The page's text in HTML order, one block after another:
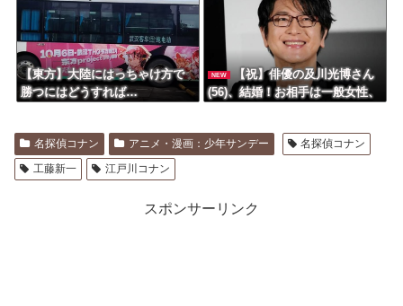
【東方】大陸にはっちゃけ方で
勝つにはどうすれば…
NEW
【祝】俳優の及川光博さん
(56)、結婚！お相手は一般女性、
名探偵コナン アニメ・漫画：少年サンデー
名探偵コナン
工藤新一
江戸川コナン
スポンサーリンク